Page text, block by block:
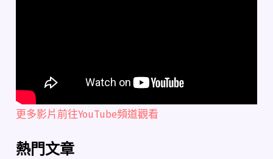
更多影片前往YouTube頻道觀看
熱門文章